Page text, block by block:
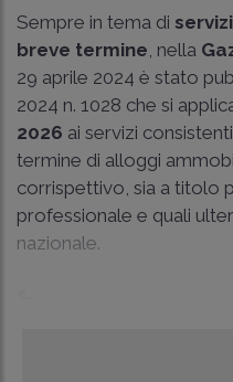
Sempre in tema di
breve termine , nella
29 aprile 2024 è stato
2024 n. 1028 che si
2026 ai servizi
termine di alloggi
corrispettivo, sia a titolo
professionale e quali
nazionale.